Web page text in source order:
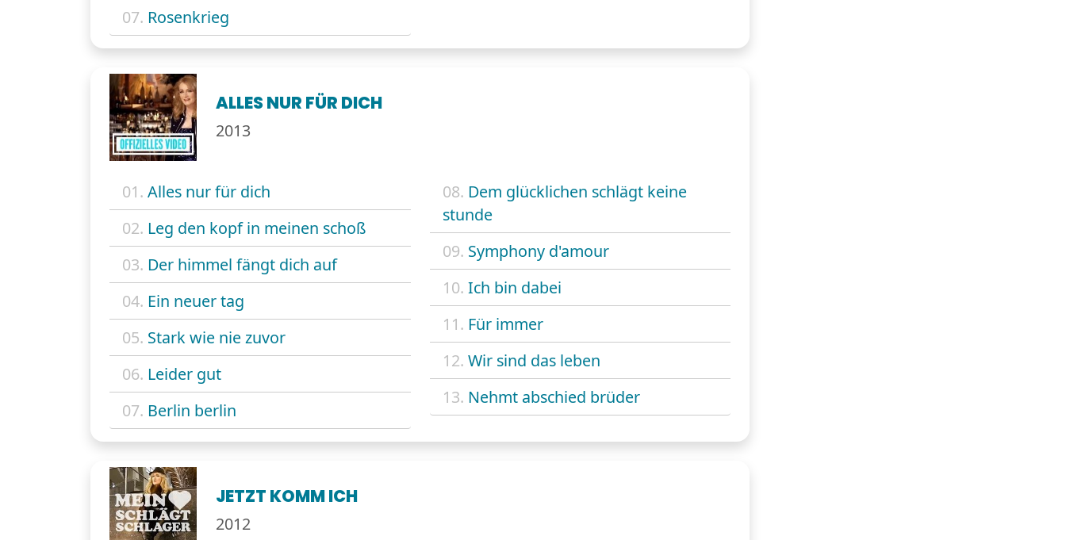
07. Rosenkrieg
ALLES NUR FÜR DICH
2013
01. Alles nur für dich
02. Leg den kopf in meinen schoß
03. Der himmel fängt dich auf
04. Ein neuer tag
05. Stark wie nie zuvor
06. Leider gut
07. Berlin berlin
08. Dem glücklichen schlägt keine
stunde
09. Symphony d'amour
10. Ich bin dabei
11. Für immer
12. Wir sind das leben
13. Nehmt abschied brüder
JETZT KOMM ICH
2012